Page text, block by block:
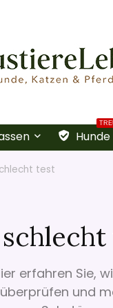
Hunde
test
erfahren Sie,
und